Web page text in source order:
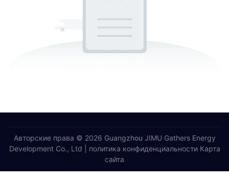
Авторские права © 2026 Guangzhou JIMU Gathers Energy
Development Co., Ltd |
политика конфиденциальностиКарта
сайта